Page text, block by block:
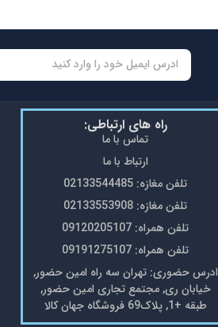
راه های ارتباطی:
تماس با ما
ارتباط با ما
تلفن مغازه: 02133544485
تلفن مغازه: 02133553908
تلفن همراه: 09120205107
تلفن همراه: 09191275107
ادرس حضوری: تهران سه راه امین حضور,
خیابان ری, مجتمع تجاری امین حضور,
طبقه +1, پلاک69 فروشگاه جهان کالا